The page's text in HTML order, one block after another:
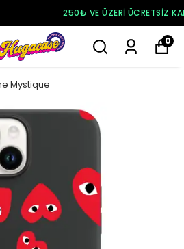
ÜCRETSIZ KARGO
0
Mystique